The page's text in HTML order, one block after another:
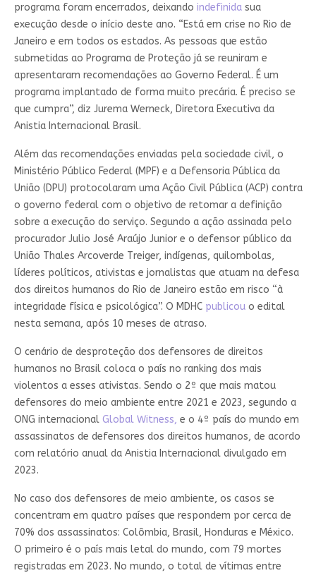
programa foram encerrados, deixando indefinida sua
execução desde o início deste ano. “Está em crise no Rio de
Janeiro e em todos os estados. As pessoas que estão
submetidas ao Programa de Proteção já se reuniram e
apresentaram recomendações ao Governo Federal. É um
programa implantado de forma muito precária. É preciso se
que cumpra”, diz Jurema Werneck, Diretora Executiva da
Anistia Internacional Brasil.
Além das recomendações enviadas pela sociedade civil, o
Ministério Público Federal (MPF) e a Defensoria Pública da
União (DPU) protocolaram uma Ação Civil Pública (ACP) contra
o governo federal com o objetivo de retomar a definição
sobre a execução do serviço. Segundo a ação assinada pelo
procurador Julio José Araújo Junior e o defensor público da
União Thales Arcoverde Treiger, indígenas, quilombolas,
líderes políticos, ativistas e jornalistas que atuam na defesa
dos direitos humanos do Rio de Janeiro estão em risco “à
integridade física e psicológica”. O MDHC publicou o edital
nesta semana, após 10 meses de atraso.
O cenário de desproteção dos defensores de direitos
humanos no Brasil coloca o país no ranking dos mais
violentos a esses ativistas. Sendo o 2º que mais matou
defensores do meio ambiente entre 2021 e 2023, segundo a
ONG internacional Global Witness, e o 4º país do mundo em
assassinatos de defensores dos direitos humanos, de acordo
com relatório anual da Anistia Internacional divulgado em
2023.
No caso dos defensores de meio ambiente, os casos se
concentram em quatro países que respondem por cerca de
70% dos assassinatos: Colômbia, Brasil, Honduras e México.
O primeiro é o país mais letal do mundo, com 79 mortes
registradas em 2023. No mundo, o total de vítimas entre